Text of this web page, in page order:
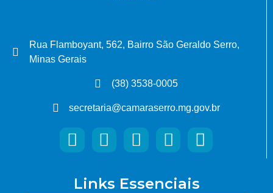
Rua Flamboyant, 562, Bairro São Geraldo Serro,
Minas Gerais
(38) 3538-0005
secretaria@camaraserro.mg.gov.br
Links Essenciais